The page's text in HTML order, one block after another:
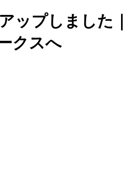
ップしました｜
クスへ